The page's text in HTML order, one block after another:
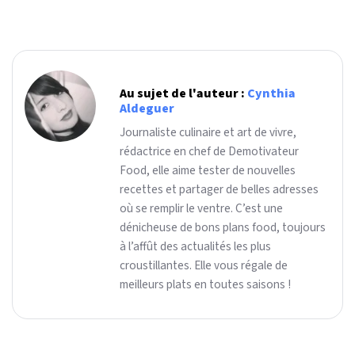
Au sujet de l'auteur : Cynthia
Aldeguer
Journaliste culinaire et art de vivre,
rédactrice en chef de Demotivateur
Food, elle aime tester de nouvelles
recettes et partager de belles adresses
où se remplir le ventre. C’est une
dénicheuse de bons plans food, toujours
à l’affût des actualités les plus
croustillantes. Elle vous régale de
meilleurs plats en toutes saisons !